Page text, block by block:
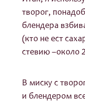
творог,
блендера
(кто не ест
стевию –около
В миску с
и блендером